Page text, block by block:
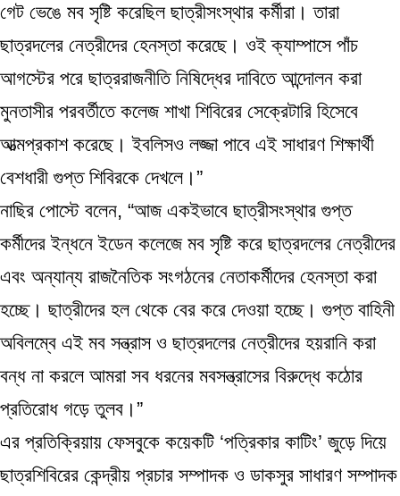
গেট ভেঙে মব সৃষ্টি করেছিল ছাত্রীসংস্থার কর্মীরা। তারা
ছাত্রদলের নেত্রীদের হেনস্তা করেছে। ওই ক্যাম্পাসে পাঁচ
আগস্টের পরে ছাত্ররাজনীতি নিষিদ্ধের দাবিতে আন্দোলন করা
মুনতাসীর পরবর্তীতে কলেজ শাখা শিবিরের সেক্রেটারি হিসেবে
আত্মপ্রকাশ করেছে। ইবলিসও লজ্জা পাবে এই সাধারণ শিক্ষার্থী
বেশধারী গুপ্ত শিবিরকে দেখলে।”
নাছির পোস্টে বলেন, “আজ একইভাবে ছাত্রীসংস্থার গুপ্ত
কর্মীদের ইন্ধনে ইডেন কলেজে মব সৃষ্টি করে ছাত্রদলের নেত্রীদের
এবং অন্যান্য রাজনৈতিক সংগঠনের নেতাকর্মীদের হেনস্তা করা
হচ্ছে। ছাত্রীদের হল থেকে বের করে দেওয়া হচ্ছে। গুপ্ত বাহিনী
অবিলম্বে এই মব সন্ত্রাস ও ছাত্রদলের নেত্রীদের হয়রানি করা
বন্ধ না করলে আমরা সব ধরনের মবসন্ত্রাসের বিরুদ্ধে কঠোর
প্রতিরোধ গড়ে তুলব।”
এর প্রতিক্রিয়ায় ফেসবুকে কয়েকটি ‘পত্রিকার কাটিং’ জুড়ে দিয়ে
ছাত্রশিবিরের কেন্দ্রীয় প্রচার সম্পাদক ও ডাকসুর সাধারণ সম্পাদক